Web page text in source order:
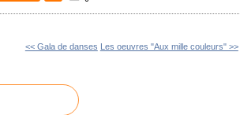
<< Gala de danses Les oeuvres "Aux mille couleurs" >>